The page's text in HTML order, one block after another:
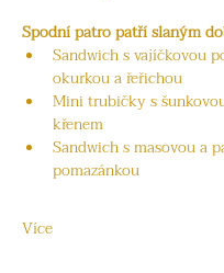
Spodní patro patří slaným
Sandwich s vajíčkovou
okurkou a řeřichou
Mini trubičky s
křenem
Sandwich s masovou a
pomazánkou
Více